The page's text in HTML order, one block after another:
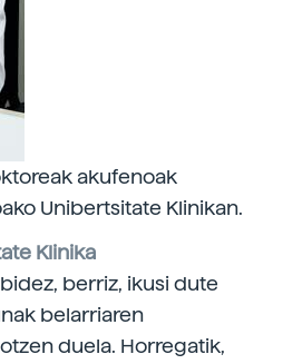
akufenoak
Unibertsitate Klinikan.
Klinika
berriz, ikusi dute
belarriaren
duela. Horregatik,